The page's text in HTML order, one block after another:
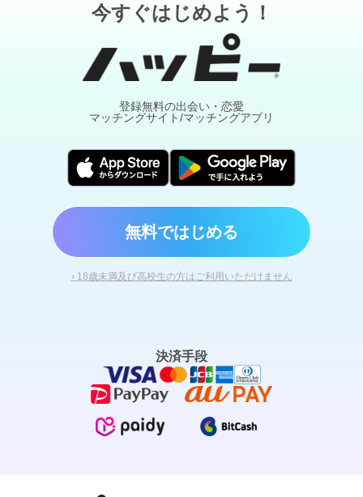
今すぐはじめよう！
登録無料の出会い・恋愛
マッチングサイト/マッチングアプリ
無料ではじめる
› 18歳未満及び高校生の方はご利用いただけません
決済手段